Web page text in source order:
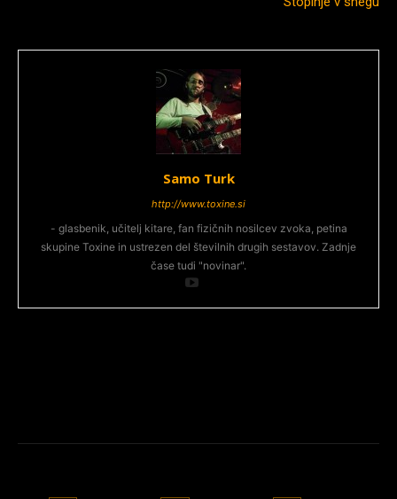
Samo Turk
http://www.toxine.si
- glasbenik, učitelj kitare, fan fizičnih nosilcev zvoka, petina
skupine Toxine in ustrezen del številnih drugih sestavov. Zadnje
čase tudi "novinar".